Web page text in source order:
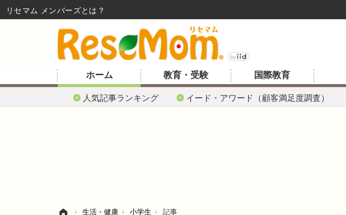
ホーム
人気記事ランキング イード・アワード（顧客満足度調査）
教育・受験 国際教育
› 生活・健康 › 小学生 › 記事
リセマム メンバーズ